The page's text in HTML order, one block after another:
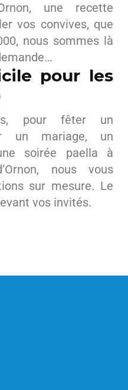
une recette
vos convives, que
nous sommes là
pour les
pour fêter un
un mariage, un
soirée paella à
nous vous
sur mesure. Le
vos invités.